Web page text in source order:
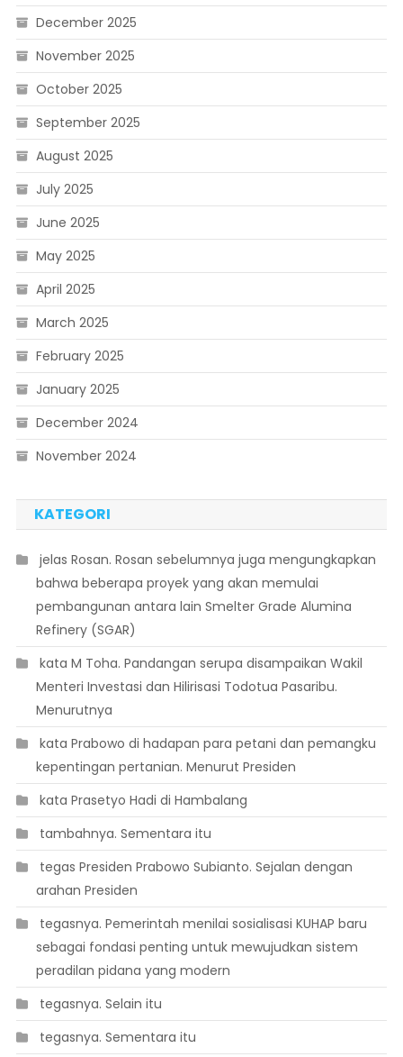
December 2025
November 2025
October 2025
September 2025
August 2025
July 2025
June 2025
May 2025
April 2025
March 2025
February 2025
January 2025
December 2024
November 2024
KATEGORI
 jelas Rosan. Rosan sebelumnya juga mengungkapkan
bahwa beberapa proyek yang akan memulai
pembangunan antara lain Smelter Grade Alumina
Refinery (SGAR)
 kata M Toha. Pandangan serupa disampaikan Wakil
Menteri Investasi dan Hilirisasi Todotua Pasaribu.
Menurutnya
 kata Prabowo di hadapan para petani dan pemangku
kepentingan pertanian. Menurut Presiden
 kata Prasetyo Hadi di Hambalang
 tambahnya. Sementara itu
 tegas Presiden Prabowo Subianto. Sejalan dengan
arahan Presiden
 tegasnya. Pemerintah menilai sosialisasi KUHAP baru
sebagai fondasi penting untuk mewujudkan sistem
peradilan pidana yang modern
 tegasnya. Selain itu
 tegasnya. Sementara itu